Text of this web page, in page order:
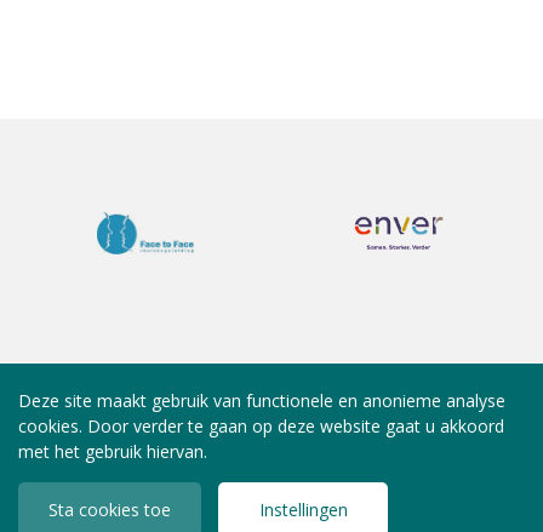
Deze site maakt gebruik van functionele en anonieme analyse
cookies. Door verder te gaan op deze website gaat u akkoord
met het gebruik hiervan.
Sta cookies toe Instellingen